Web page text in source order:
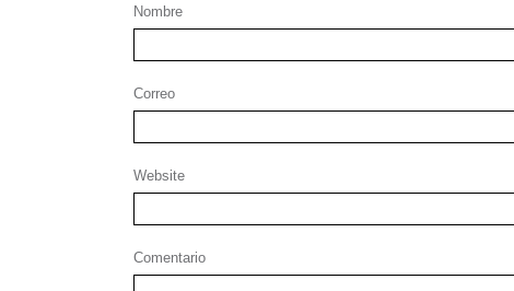
Nombre
Correo
Website
Comentario